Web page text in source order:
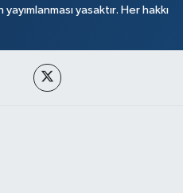
yasaktır. Her hakkı